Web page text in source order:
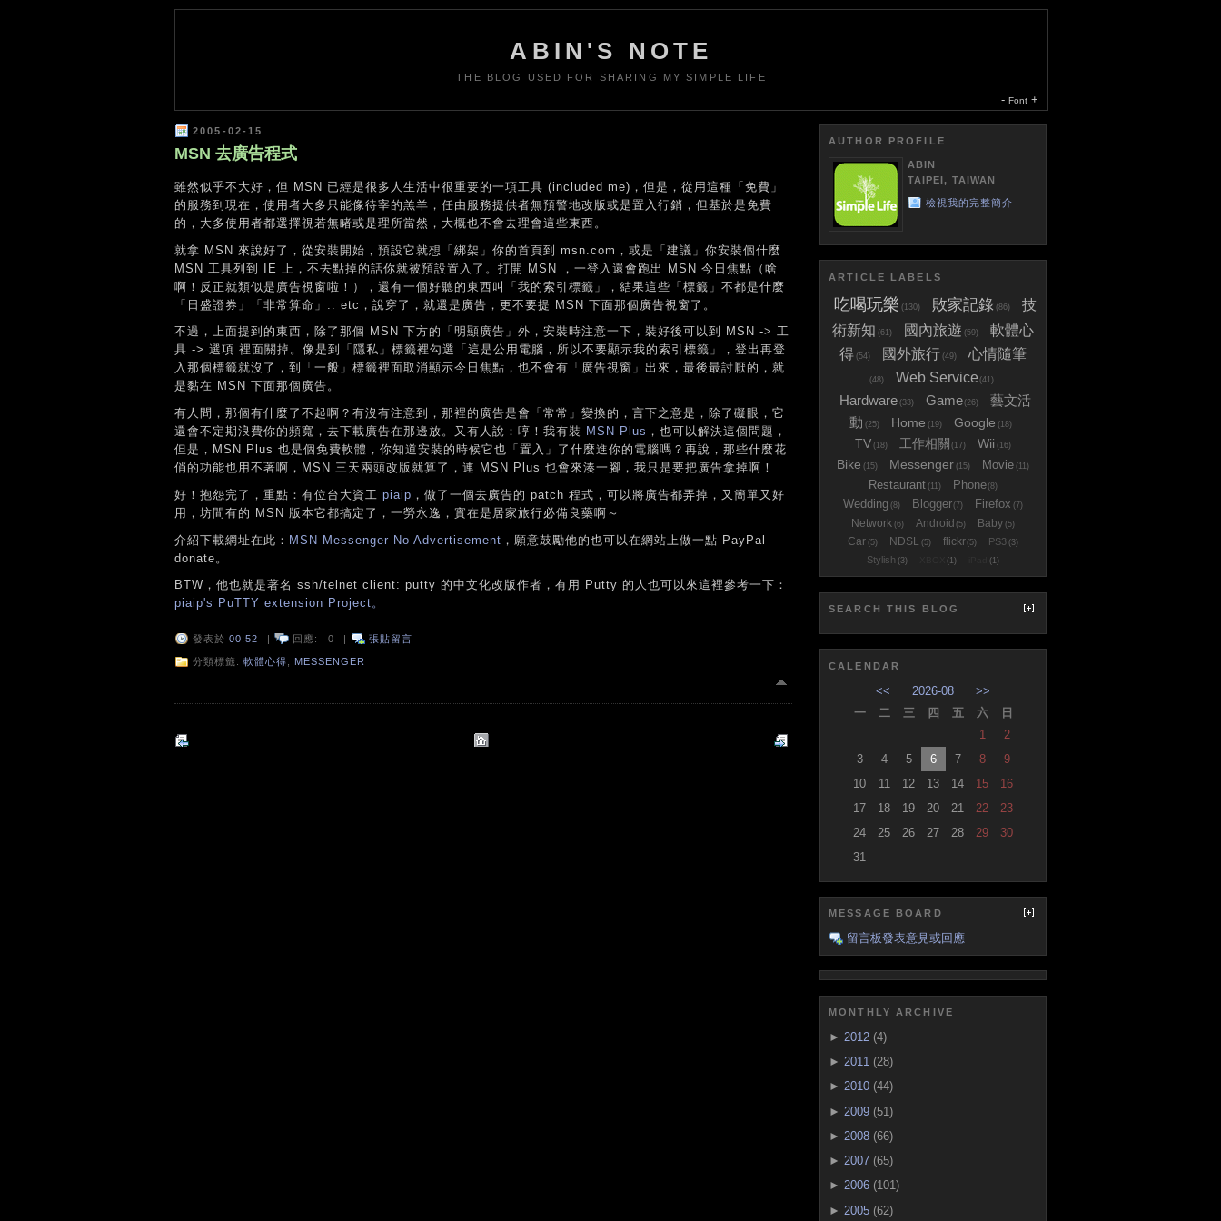
ABIN'S NOTE
THE BLOG USED FOR SHARING MY SIMPLE LIFE
- Font +
2005-02-15
MSN 去廣告程式
雖然似乎不大好，但 MSN 已經是很多人生活中很重要的一項工具 (included me)，但是，從用這種「免費」
的服務到現在，使用者大多只能像待宰的羔羊，任由服務提供者無預警地改版或是置入行銷，但基於是免費
的，大多使用者都選擇視若無睹或是理所當然，大概也不會去理會這些東西。
就拿 MSN 來說好了，從安裝開始，預設它就想「綁架」你的首頁到 msn.com，或是「建議」你安裝個什麼
MSN 工具列到 IE 上，不去點掉的話你就被預設置入了。打開 MSN ，一登入還會跑出 MSN 今日焦點（啥
啊！反正就類似是廣告視窗啦！），還有一個好聽的東西叫「我的索引標籤」，結果這些「標籤」不都是什麼
「日盛證券」「非常算命」.. etc，說穿了，就還是廣告，更不要提 MSN 下面那個廣告視窗了。
不過，上面提到的東西，除了那個 MSN 下方的「明顯廣告」外，安裝時注意一下，裝好後可以到 MSN -> 工
具 -> 選項 裡面關掉。像是到「隱私」標籤裡勾選「這是公用電腦，所以不要顯示我的索引標籤」，登出再登
入那個標籤就沒了，到「一般」標籤裡面取消顯示今日焦點，也不會有「廣告視窗」出來，最後最討厭的，就
是黏在 MSN 下面那個廣告。
有人問，那個有什麼了不起啊？有沒有注意到，那裡的廣告是會「常常」變換的，言下之意是，除了礙眼，它
還會不定期浪費你的頻寬，去下載廣告在那邊放。又有人說：哼！我有裝 MSN Plus ，也可以解決這個問題，
但是，MSN Plus 也是個免費軟體，你知道安裝的時候它也「置入」了什麼進你的電腦嗎？再說，那些什麼花
俏的功能也用不著啊，MSN 三天兩頭改版就算了，連 MSN Plus 也會來湊一腳，我只是要把廣告拿掉啊！
好！抱怨完了，重點：有位台大資工 piaip ，做了一個去廣告的 patch 程式，可以將廣告都弄掉，又簡單又好
用，坊間有的 MSN 版本它都搞定了，一勞永逸，實在是居家旅行必備良藥啊～
介紹下載網址在此： MSN Messenger No Advertisement ，願意鼓勵他的也可以在網站上做一點 PayPal
donate。
BTW，他也就是著名 ssh/telnet client: putty 的中文化改版作者，有用 Putty 的人也可以來這裡參考一下：
piaip's PuTTY extension Project。
發表於 00:52 | 回應: 0 | 張貼留言
分類標籤: 軟體心得 MESSENGER
AUTHOR PROFILE
ABIN
TAIPEI, TAIWAN
檢視我的完整簡介
ARTICLE LABELS
吃喝玩樂 (130) 敗家記錄 (86)
技
術新知 (61) 國內旅遊 (59)
軟體心
得 (54) 國外旅行 (49) 心情隨筆
(48) Web Service (41)
Hardware (33) Game(26)
藝文活
動 (25) Home (19) Google (18)
TV (18) 工作相關 (17) Wii (16)
Bike (15) Messenger (15) Movie (11)
Restaurant (11) Phone(8)
Wedding (8) Blogger(7) Firefox (7)
Network (6) Android (5) Baby (5)
Car (5) NDSL (5) flickr(5) PS3 (3)
Stylish (3) (1) (1)
SEARCH THIS BLOG
CALENDAR
<< 2026-08
>>
一
二 三 四 五 六
日
1
2
3
4 5 6 7 8
9
10
11 12 13 14 15
16
17
18 19 20 21 22
23
24
25 26 27 28 29
30
31
MESSAGE BOARD
留言板發表意見或回應
MONTHLY ARCHIVE
► 2012 (4)
► 2011 (28)
► 2010 (44)
► 2009 (51)
► 2008 (66)
► 2007 (65)
► 2006 (101)
► 2005 (62)